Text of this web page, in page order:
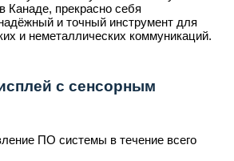
Канаде, прекрасно себя
и точный инструмент для
и неметаллических коммуникаций.
с сенсорным
ПО системы в течение всего